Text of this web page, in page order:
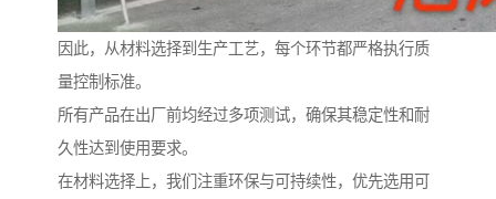
因此，从材料选择到生产工艺，每个环节都严格执行质
量控制标准。
所有产品在出厂前均经过多项测试，确保其稳定性和耐
久性达到使用要求。
在材料选择上，我们注重环保与可持续性，优先选用可